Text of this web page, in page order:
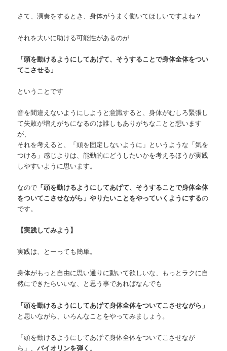
さて、演奏をするとき、身体がうまく働いてほしいですよね？
それを大いに助ける可能性があるのが
「頭を動けるようにしてあげて、そうすることで身体全体をつい
てこさせる」
ということです
音を間違えないようにしようと意識すると、身体がむしろ緊張し
て失敗が増えがちになるのは誰しもありがちなことと想います
が、
それを考えると、「頭を固定しないように」というような「気を
つける」感じよりは、能動的にどうしたいかを考えるほうが実践
しやすいように思います。
なので 「頭を動けるようにしてあげて、そうすることで身体全体
をついてこさせながら」やりたいことをやっていくようにするの
です。
【実践してみよう】
実践は、とーっても簡単。
身体がもっと自由に思い通りに動いて欲しいな、もっとラクに自
然にできたらいいな、と思う事であればなんでも
「頭を動けるようにしてあげて身体全体をついてこさせながら」
と思いながら、いろんなことをやってみましょう。
「頭を動けるようにしてあげて身体全体をついてこさせなが
ら」、バイオリンを弾く 。